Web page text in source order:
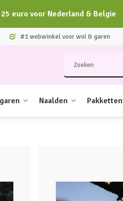
euro voor Nederland & Belgie
#1 webwinkel voor wol & garen
Naalden Pakketten